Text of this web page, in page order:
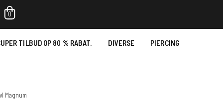
0
TILBUD OP 80 % RABAT. DIVERSE PIERCING
Magnum